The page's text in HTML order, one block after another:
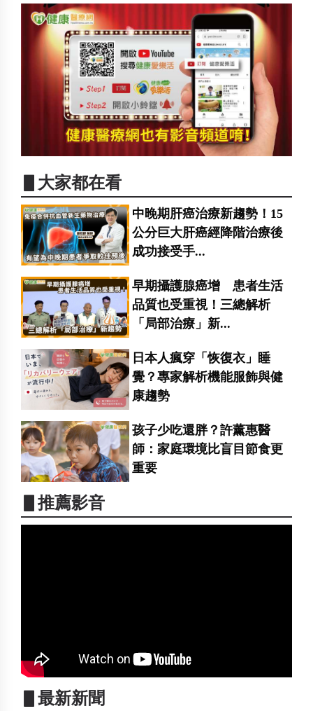
▋大家都在看
中晚期肝癌治療新趨勢！15
公分巨大肝癌經降階治療後
成功接受手...
早期攝護腺癌增 患者生活
品質也受重視！三總解析
「局部治療」新...
日本人瘋穿「恢復衣」睡
覺？專家解析機能服飾與健
康趨勢
孩子少吃還胖？許薰惠醫
師：家庭環境比盲目節食更
重要
▋推薦影音
▋最新新聞